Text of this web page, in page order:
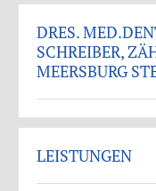
DRES.
SCHREIBER,
MEERSBURG
LEISTUNGEN